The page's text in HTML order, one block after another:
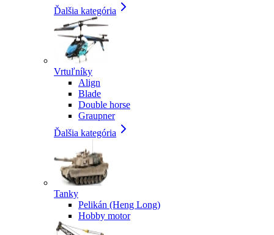
Ďalšia kategória
Vrtuľníky
Align
Blade
Double horse
Graupner
Ďalšia kategória
Tanky
Pelikán (Heng Long)
Hobby motor